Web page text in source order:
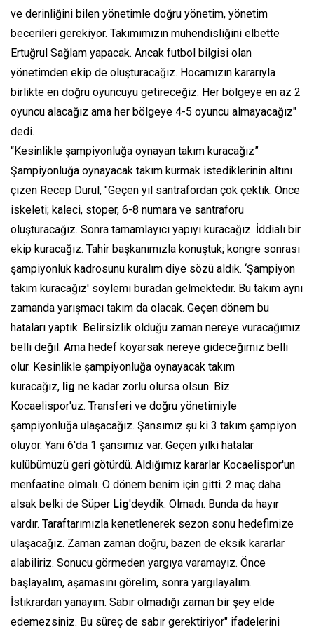
ve derinliğini bilen yönetimle doğru yönetim, yönetim
becerileri gerekiyor. Takımımızın mühendisliğini elbette
Ertuğrul Sağlam yapacak. Ancak futbol bilgisi olan
yönetimden ekip de oluşturacağız. Hocamızın kararıyla
birlikte en doğru oyuncuyu getireceğiz. Her bölgeye en az 2
oyuncu alacağız ama her bölgeye 4-5 oyuncu almayacağız"
dedi.
“Kesinlikle şampiyonluğa oynayan takım kuracağız”
Şampiyonluğa oynayacak takım kurmak istediklerinin altını
çizen Recep Durul, "Geçen yıl santrafordan çok çektik. Önce
iskeleti; kaleci, stoper, 6-8 numara ve santraforu
oluşturacağız. Sonra tamamlayıcı yapıyı kuracağız. İddialı bir
ekip kuracağız. Tahir başkanımızla konuştuk; kongre sonrası
şampiyonluk kadrosunu kuralım diye sözü aldık. ‘Şampiyon
takım kuracağız' söylemi buradan gelmektedir. Bu takım aynı
zamanda yarışmacı takım da olacak. Geçen dönem bu
hataları yaptık. Belirsizlik olduğu zaman nereye vuracağımız
belli değil. Ama hedef koyarsak nereye gideceğimiz belli
olur. Kesinlikle şampiyonluğa oynayacak takım
kuracağız, lig ne kadar zorlu olursa olsun. Biz
Kocaelispor'uz. Transferi ve doğru yönetimiyle
şampiyonluğa ulaşacağız. Şansımız şu ki 3 takım şampiyon
oluyor. Yani 6'da 1 şansımız var. Geçen yılki hatalar
kulübümüzü geri götürdü. Aldığımız kararlar Kocaelispor'un
menfaatine olmalı. O dönem benim için gitti. 2 maç daha
alsak belki de Süper Lig'deydik. Olmadı. Bunda da hayır
vardır. Taraftarımızla kenetlenerek sezon sonu hedefimize
ulaşacağız. Zaman zaman doğru, bazen de eksik kararlar
alabiliriz. Sonucu görmeden yargıya varamayız. Önce
başlayalım, aşamasını görelim, sonra yargılayalım.
İstikrardan yanayım. Sabır olmadığı zaman bir şey elde
edemezsiniz. Bu süreç de sabır gerektiriyor" ifadelerini